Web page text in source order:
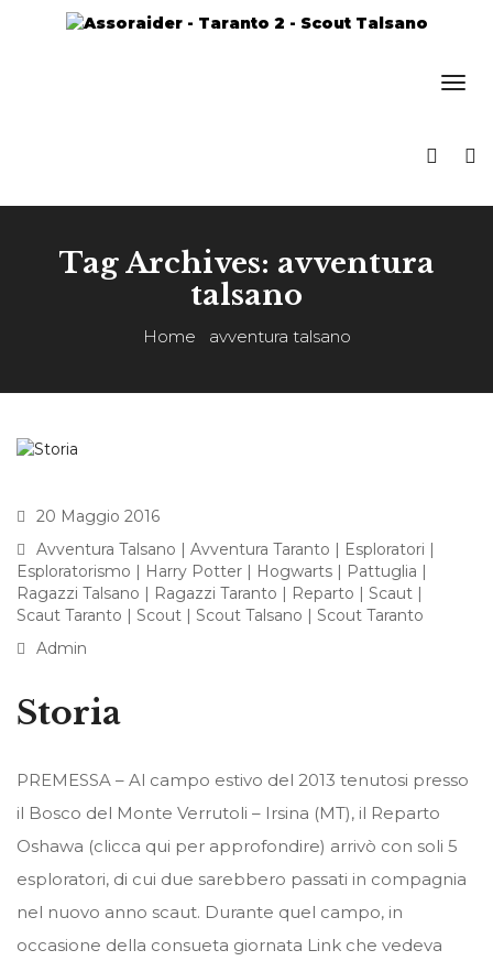
Tag Archives: avventura
talsano
Home avventura talsano
20 Maggio 2016
Avventura Talsano | Avventura Taranto | Esploratori |
Esploratorismo | Harry Potter | Hogwarts | Pattuglia |
Ragazzi Talsano | Ragazzi Taranto | Reparto | Scaut |
Scaut Taranto | Scout | Scout Talsano | Scout Taranto
Admin
Storia
PREMESSA – Al campo estivo del 2013 tenutosi presso
il Bosco del Monte Verrutoli – Irsina (MT), il Reparto
Oshawa (clicca qui per approfondire) arrivò con soli 5
esploratori, di cui due sarebbero passati in compagnia
nel nuovo anno scaut. Durante quel campo, in
occasione della consueta giornata Link che vedeva